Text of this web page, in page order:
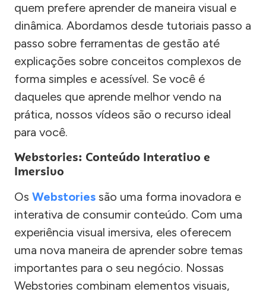
quem prefere aprender de maneira visual e
dinâmica. Abordamos desde tutoriais passo a
passo sobre ferramentas de gestão até
explicações sobre conceitos complexos de
forma simples e acessível. Se você é
daqueles que aprende melhor vendo na
prática, nossos vídeos são o recurso ideal
para você.
Webstories: Conteúdo Interativo e
Imersivo
Os Webstories são uma forma inovadora e
interativa de consumir conteúdo. Com uma
experiência visual imersiva, eles oferecem
uma nova maneira de aprender sobre temas
importantes para o seu negócio. Nossas
Webstories combinam elementos visuais,